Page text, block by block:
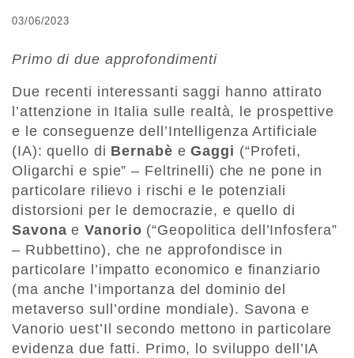
03/06/2023
Primo di due approfondimenti
Due recenti interessanti saggi hanno attirato
l’attenzione in Italia sulle realtà, le prospettive
e le conseguenze dell’Intelligenza Artificiale
(IA): quello di Bernabè e Gaggi (“Profeti,
Oligarchi e spie” – Feltrinelli) che ne pone in
particolare rilievo i rischi e le potenziali
distorsioni per le democrazie, e quello di
SavonaeVanorio (“Geopolitica dell’Infosfera”
– Rubbettino), che ne approfondisce in
particolare l’impatto economico e finanziario
(ma anche l’importanza del dominio del
metaverso sull’ordine mondiale). Savona e
Vanorio uest’Il secondo mettono in particolare
evidenza due fatti. Primo, lo sviluppo dell’IA